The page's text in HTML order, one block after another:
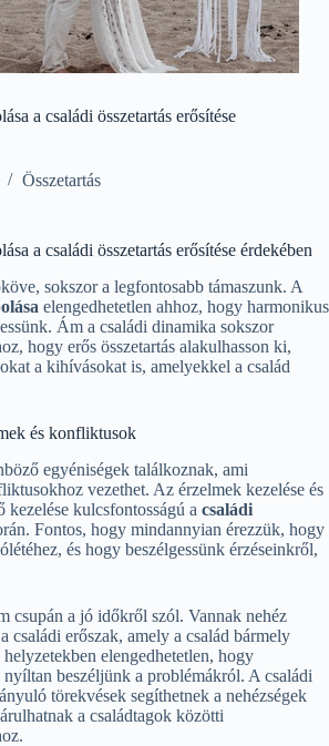
a családi összetartás erősítése
Összetartás
a családi összetartás erősítése érdekében
sokszor a legfontosabb támaszunk. A
elengedhetetlen ahhoz, hogy harmonikus
Ám a családi dinamika sokszor
hogy erős összetartás alakulhasson ki,
a kihívásokat is, amelyekkel a család
és konfliktusok
egyéniségek találkoznak, ami
vezethet. Az érzelmek kezelése és
kulcsfontosságú a családi
Fontos, hogy mindannyian érezzük, hogy
és hogy beszélgessünk érzéseinkről,
csupán a jó időkről szól. Vannak nehéz
családi erőszak, amely a család bármely
elengedhetetlen, hogy
nyíltan beszéljünk a problémákról. A családi
törekvések segíthetnek a nehézségek
a családtagok közötti